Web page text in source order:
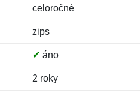
celoročné
zips
✔ áno
2 roky